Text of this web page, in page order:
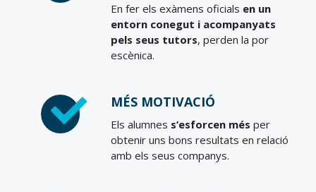
En fer els exàmens oficials en un
entorn conegut i acompanyats
pels seus tutors, perden la por
escènica.
MÉS MOTIVACIÓ
Els alumnes s’esforcen més per
obtenir uns bons resultats en relació
amb els seus companys.